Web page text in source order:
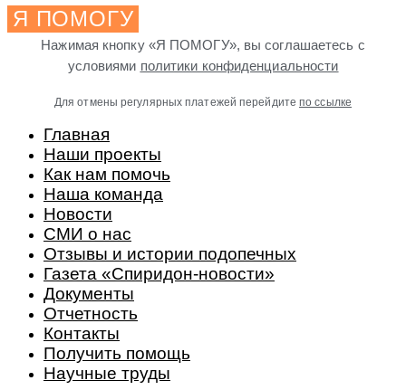
Я ПОМОГУ
Нажимая кнопку «Я ПОМОГУ», вы соглашаетесь с
условиями политики конфиденциальности
Для отмены регулярных платежей перейдитепо ссылке
Главная
Наши проекты
Как нам помочь
Наша команда
Новости
СМИ о нас
Отзывы и истории подопечных
Газета «Спиридон-новости»
Документы
Отчетность
Контакты
Получить помощь
Научные труды